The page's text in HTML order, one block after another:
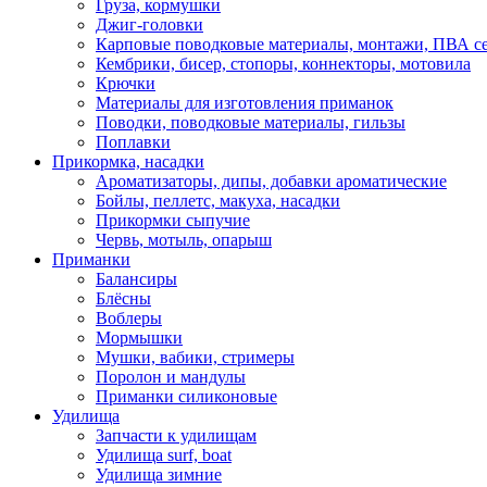
Груза, кормушки
Джиг-головки
Карповые поводковые материалы, монтажи, ПВА
Кембрики, бисер, стопоры, коннекторы, мотовила
Крючки
Материалы для изготовления приманок
Поводки, поводковые материалы, гильзы
Поплавки
Прикормка, насадки
Ароматизаторы, дипы, добавки ароматические
Бойлы, пеллетс, макуха, насадки
Прикормки сыпучие
Червь, мотыль, опарыш
Приманки
Балансиры
Блёсны
Воблеры
Мормышки
Мушки, вабики, стримеры
Поролон и мандулы
Приманки силиконовые
Удилища
Запчасти к удилищам
Удилища surf, boat
Удилища зимние